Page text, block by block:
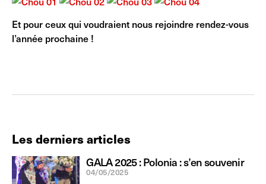
Et pour ceux qui voudraient nous rejoindre rendez-vous
l’année prochaine !
Les derniers articles
GALA 2025 : Polonia : s’en souvenir
04/05/2025